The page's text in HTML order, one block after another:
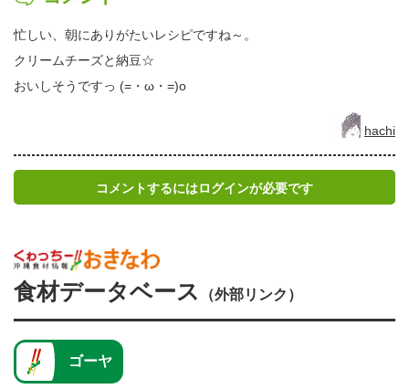
忙しい、朝にありがたいレシピですね～。
クリームチーズと納豆☆
おいしそうですっ (=・ω・=)o
hachi
コメントするにはログインが必要です
食材データベース （外部リンク）
ゴーヤ